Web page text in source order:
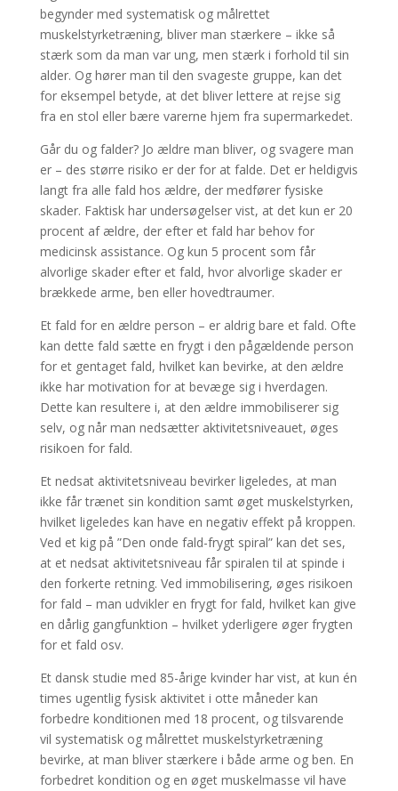
begynder med systematisk og målrettet
muskelstyrketræning, bliver man stærkere – ikke så
stærk som da man var ung, men stærk i forhold til sin
alder. Og hører man til den svageste gruppe, kan det
for eksempel betyde, at det bliver lettere at rejse sig
fra en stol eller bære varerne hjem fra supermarkedet.
Går du og falder? Jo ældre man bliver, og svagere man
er – des større risiko er der for at falde. Det er heldigvis
langt fra alle fald hos ældre, der medfører fysiske
skader. Faktisk har undersøgelser vist, at det kun er 20
procent af ældre, der efter et fald har behov for
medicinsk assistance. Og kun 5 procent som får
alvorlige skader efter et fald, hvor alvorlige skader er
brækkede arme, ben eller hovedtraumer.
Et fald for en ældre person – er aldrig bare et fald. Ofte
kan dette fald sætte en frygt i den pågældende person
for et gentaget fald, hvilket kan bevirke, at den ældre
ikke har motivation for at bevæge sig i hverdagen.
Dette kan resultere i, at den ældre immobiliserer sig
selv, og når man nedsætter aktivitetsniveauet, øges
risikoen for fald.
Et nedsat aktivitetsniveau bevirker ligeledes, at man
ikke får trænet sin kondition samt øget muskelstyrken,
hvilket ligeledes kan have en negativ effekt på kroppen.
Ved et kig på ”Den onde fald-frygt spiral” kan det ses,
at et nedsat aktivitetsniveau får spiralen til at spinde i
den forkerte retning. Ved immobilisering, øges risikoen
for fald – man udvikler en frygt for fald, hvilket kan give
en dårlig gangfunktion – hvilket yderligere øger frygten
for et fald osv.
Et dansk studie med 85-årige kvinder har vist, at kun én
times ugentlig fysisk aktivitet i otte måneder kan
forbedre konditionen med 18 procent, og tilsvarende
vil systematisk og målrettet muskelstyrketræning
bevirke, at man bliver stærkere i både arme og ben. En
forbedret kondition og en øget muskelmasse vil have